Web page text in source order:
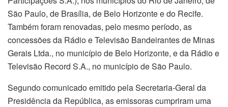
São Paulo, de Brasília, de Belo Horizonte e do Recife.
Também foram renovadas, pelo mesmo período, as
concessões da Rádio e Televisão Bandeirantes de Minas
Gerais Ltda., no município de Belo Horizonte, e da Rádio e
Televisão Record S.A., no município de São Paulo.
Segundo comunicado emitido pela Secretaria-Geral da
Presidência da República, as emissoras cumpriram uma